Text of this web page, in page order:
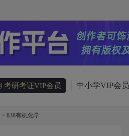
考研考证VIP会员 中小学VIP会员
> 838有机化学